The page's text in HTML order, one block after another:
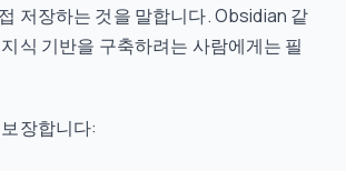
저장하는 것을 말합니다. Obsidian 같
식 기반을 구축하려는 사람에게는 필
장합니다: